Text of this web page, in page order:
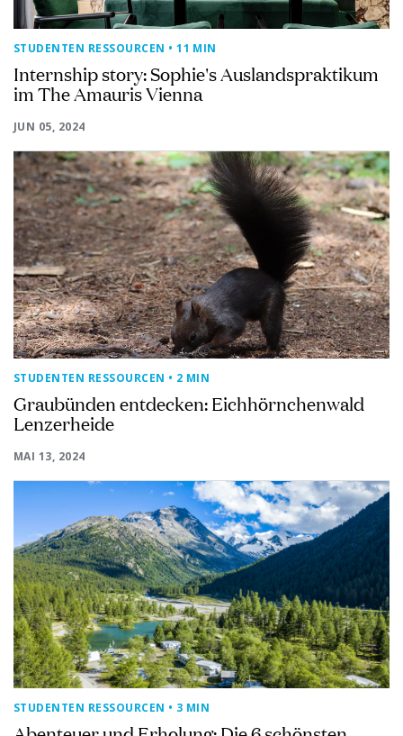
STUDENTEN RESSOURCEN • 11 MIN
Internship story: Sophie's Auslandspraktikum
im The Amauris Vienna
JUN 05, 2024
STUDENTEN RESSOURCEN • 2 MIN
Graubünden entdecken: Eichhörnchenwald
Lenzerheide
MAI 13, 2024
STUDENTEN RESSOURCEN • 3 MIN